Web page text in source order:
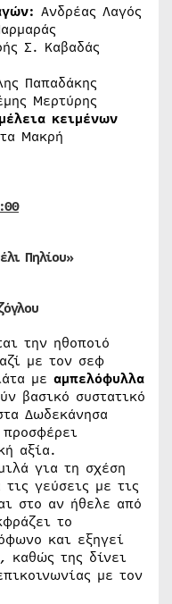
Ανδρέας Λαγός
Σ. Καβαδάς
Παπαδάκης
Μερτύρης
κειμένων
Μακρή
Πηλίου»
την ηθοποιό
με τον σεφ
με αμπελόφυλλα
βασικό συστατικό
Δωδεκάνησα
αξία.
για τη σχέση
γεύσεις με τις
στο αν ήθελε από
το
και εξηγεί
καθώς της δίνει
με τον